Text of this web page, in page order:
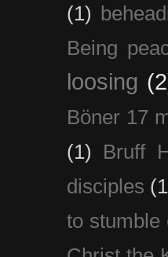
(1)
Being
loosing
Böner 17
(1)
Bruff
disciples
to stumble